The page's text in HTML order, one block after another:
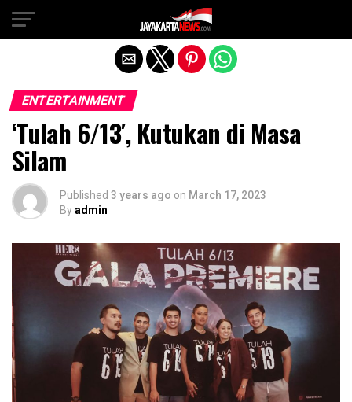
ENTERTAINMENT
‘Tulah 6/13′, Kutukan di Masa
Silam
Published 3 years ago on March 17, 2023
Byadmin
Exit mobile version